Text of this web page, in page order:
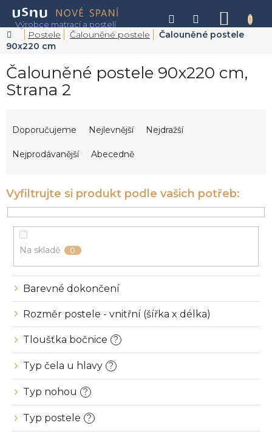
obsah
KOŠÍK
Domů
Postele Čalouněné postele
Čalouněné postele
90x220 cm
Čalouněné postele 90x220 cm,
Strana 2
p
r
o
Doporučujeme Nejlevnější Nejdražší
Nejprodávanější Abecedně
Na skladě 0
Barevné dokončení
Rozměr postele - vnitřní (šířka x délka)
Tloušťka bočnice ?
Typ čela u hlavy ?
Typ nohou ?
Typ postele ?